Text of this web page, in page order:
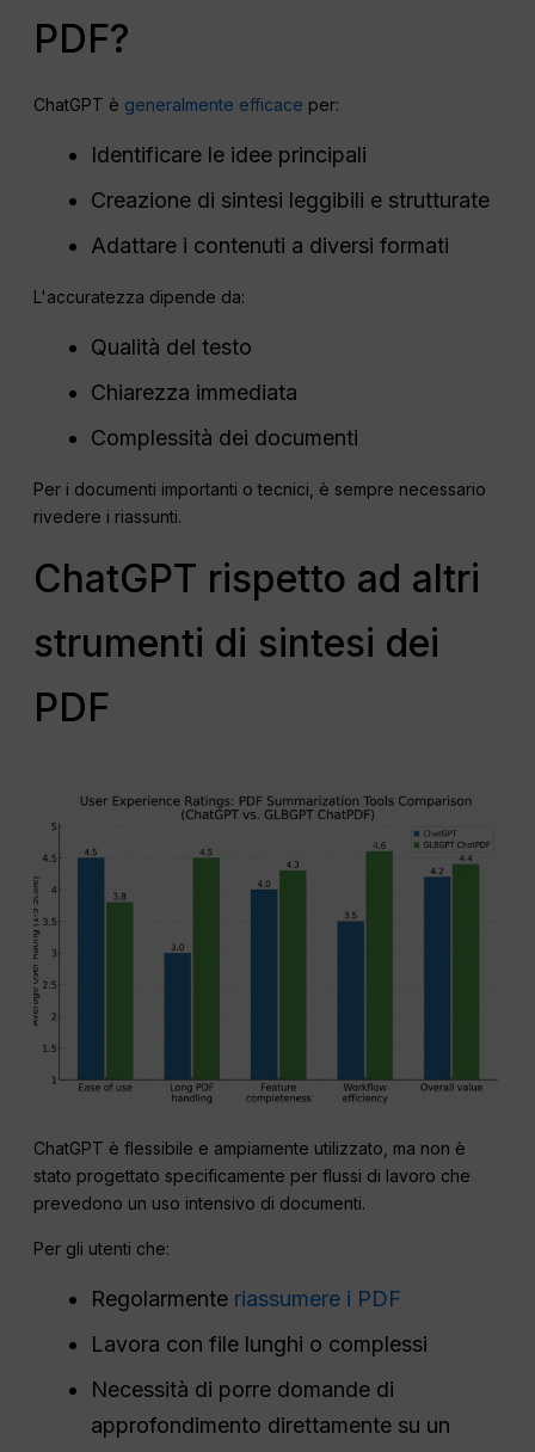
PDF?
ChatGPT è generalmente efficace per:
Identificare le idee principali
Creazione di sintesi leggibili e strutturate
Adattare i contenuti a diversi formati
L'accuratezza dipende da:
Qualità del testo
Chiarezza immediata
Complessità dei documenti
Per i documenti importanti o tecnici, è sempre necessario
rivedere i riassunti.
ChatGPT rispetto ad altri
strumenti di sintesi dei
PDF
ChatGPT è flessibile e ampiamente utilizzato, ma non è
stato progettato specificamente per flussi di lavoro che
prevedono un uso intensivo di documenti.
Per gli utenti che:
Regolarmente riassumere i PDF
Lavora con file lunghi o complessi
Necessità di porre domande di
approfondimento direttamente su un